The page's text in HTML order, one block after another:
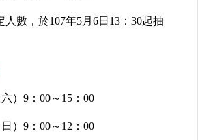
人數，於107年5月6日13：30起抽
）9：00～15：00
）9：00～12：00